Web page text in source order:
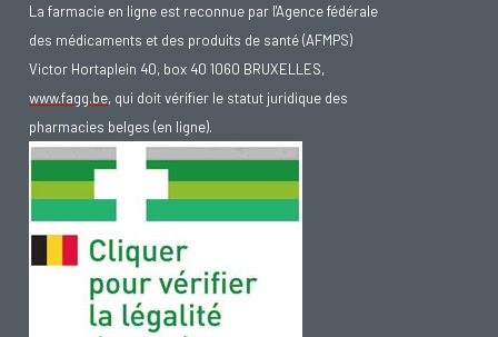
La farmacie en ligne est reconnue par l'Agence fédérale
des médicaments et des produits de santé (AFMPS)
Victor Hortaplein 40, box 40 1060 BRUXELLES,
www.fagg.be, qui doit vérifier le statut juridique des
pharmacies belges (en ligne).